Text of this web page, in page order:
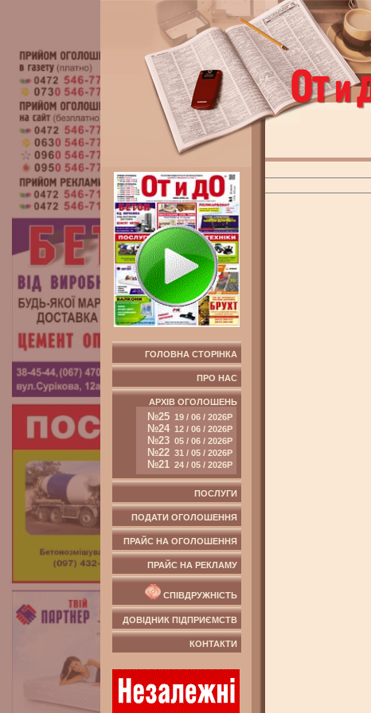
ГОЛОВНА СТОРІНКА
ПРО НАС
АРХІВ ОГОЛОШЕНЬ
№25 19 / 06 / 2026Р
№24 12 / 06 / 2026Р
№23 05 / 06 / 2026Р
№22 31 / 05 / 2026Р
№21 24 / 05 / 2026Р
ПОСЛУГИ
ПОДАТИ ОГОЛОШЕННЯ
ПРАЙС НА ОГОЛОШЕННЯ
ПРАЙС НА РЕКЛАМУ
СПІВДРУЖНІСТЬ
ДОВІДНИК ПІДПРИЄМСТВ
КОНТАКТИ